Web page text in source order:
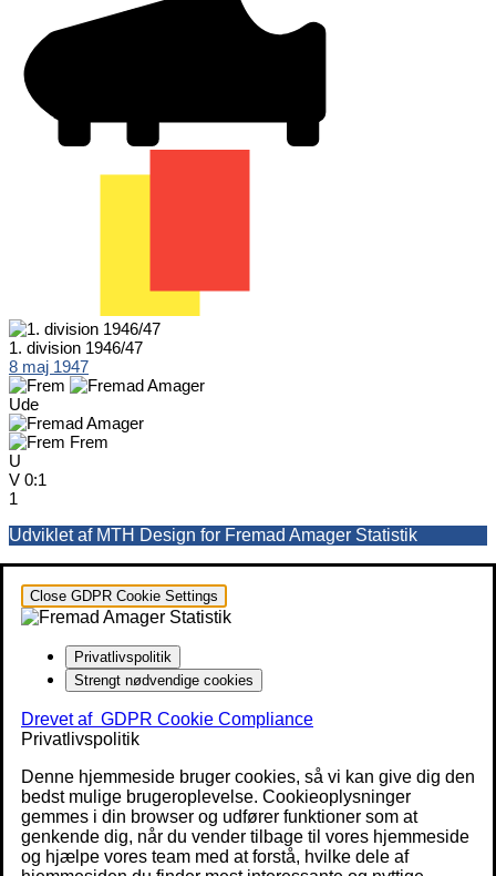
1. division 1946/47
8 maj 1947
Ude
Frem
U
V 0:1
1
Udviklet af MTH Design for Fremad Amager Statistik
Close GDPR Cookie Settings
Privatlivspolitik
Strengt nødvendige cookies
Drevet af GDPR Cookie Compliance
Privatlivspolitik
Denne hjemmeside bruger cookies, så vi kan give dig den
bedst mulige brugeroplevelse. Cookieoplysninger
gemmes i din browser og udfører funktioner som at
genkende dig, når du vender tilbage til vores hjemmeside
og hjælpe vores team med at forstå, hvilke dele af